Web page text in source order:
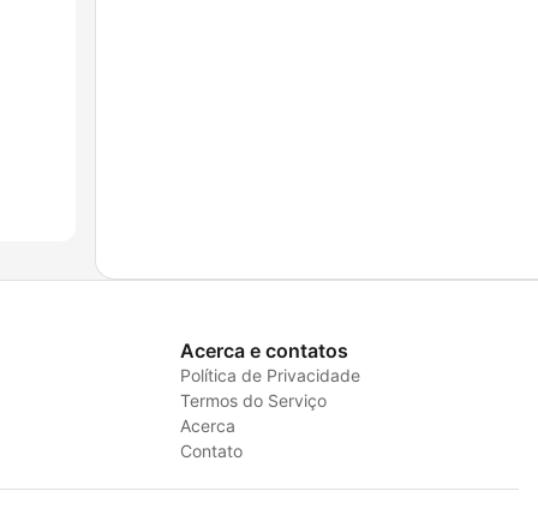
Acerca e contatos
Política de Privacidade
Termos do Serviço
Acerca
Contato